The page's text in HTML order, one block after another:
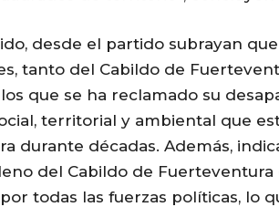
desde el partido subrayan
tanto del Cabildo de
los que se ha reclamado su
territorial y ambiental que
durante décadas. Además,
del Cabildo de
todas las fuerzas políticas, lo